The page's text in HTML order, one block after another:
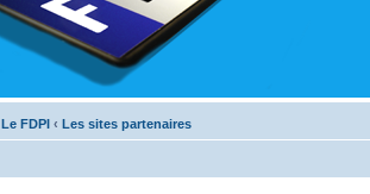
Le FDPI ‹ Les sites partenaires